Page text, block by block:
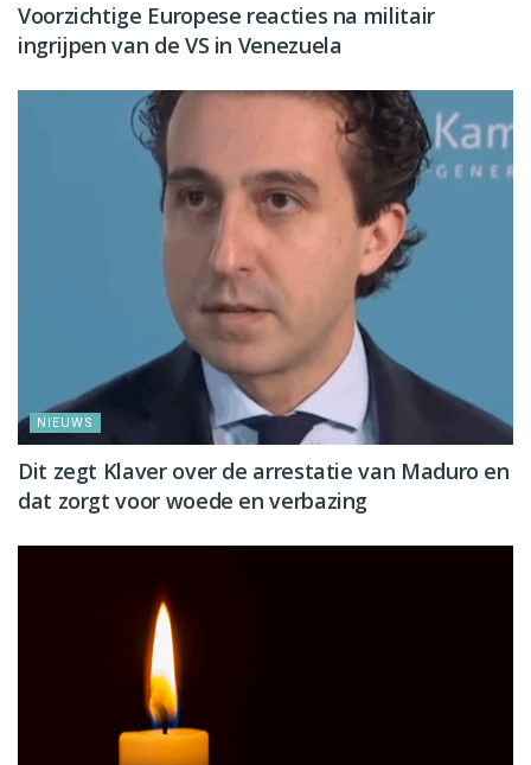
Voorzichtige Europese reacties na militair
ingrijpen van de VS in Venezuela
NIEUWS
Dit zegt Klaver over de arrestatie van Maduro en
dat zorgt voor woede en verbazing